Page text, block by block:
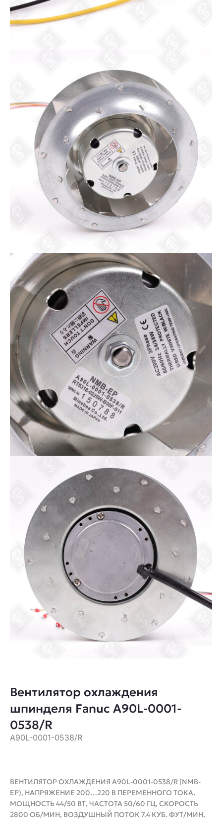
Вентилятор охлаждения
шпинделя Fanuc A90L-0001-
0538/R
A90L-0001-0538/R
ВЕНТИЛЯТОР ОХЛАЖДЕНИЯ A90L-0001-0538/R (NMB-
EP), НАПРЯЖЕНИЕ 200…220 В ПЕРЕМЕННОГО ТОКА,
МОЩНОСТЬ 44/50 ВТ, ЧАСТОТА 50/60 ГЦ, СКОРОСТЬ
2800 ОБ/МИН, ВОЗДУШНЫЙ ПОТОК 7.4 КУБ. ФУТ/МИН,